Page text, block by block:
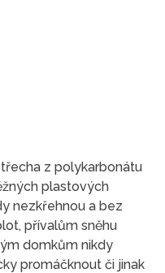
z polykarbonátu
plastových
nezkřehnou a bez
přívalům sněhu
domkům nikdy
promáčknout či jinak